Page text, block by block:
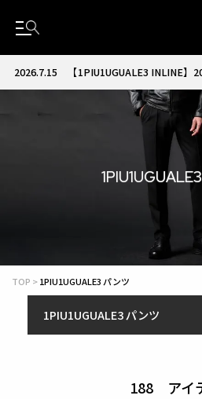
2026.7.15【1PIU1UGUALE3 INLINE】
TOP 1PIU1UGUALE3 パンツ
1PIU1UGUALE3 パンツ
188